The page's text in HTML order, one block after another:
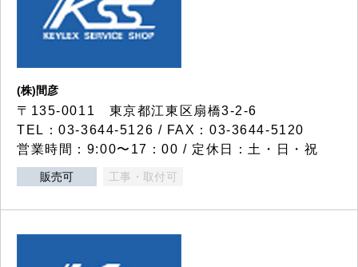
(株)間彦
〒135-0011 東京都江東区扇橋3-2-6
TEL：03-3644-5126 / FAX：03-3644-5120
営業時間：9:00〜17：00 / 定休日：土・日・祝
販売可 工事・取付可